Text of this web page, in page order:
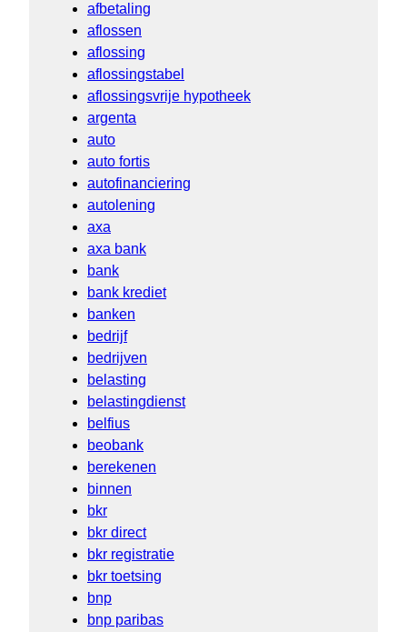
afbetaling
aflossen
aflossing
aflossingstabel
aflossingsvrije hypotheek
argenta
auto
auto fortis
autofinanciering
autolening
axa
axa bank
bank
bank krediet
banken
bedrijf
bedrijven
belasting
belastingdienst
belfius
beobank
berekenen
binnen
bkr
bkr direct
bkr registratie
bkr toetsing
bnp
bnp paribas